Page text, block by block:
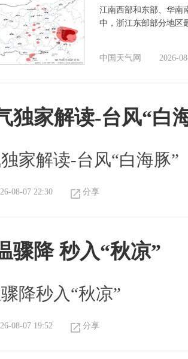
江南西部和东部、华南
中，浙江东部部分地区
中国天气网 2026-
独家解读-台风“白
家解读-台风“白海豚”
08-07 22:30 分享
骤降 秒入“秋凉”
降秒入“秋凉”
08-07 19:52 分享